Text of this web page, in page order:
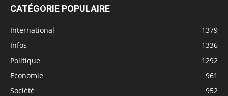
CATÉGORIE POPULAIRE
International
1379
Infos
1336
Politique
1292
Economie
961
Société
952